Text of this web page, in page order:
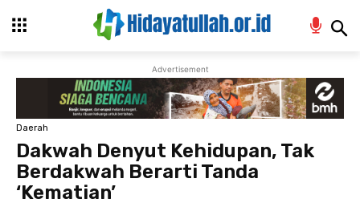
Advertisement
Daerah
Dakwah Denyut Kehidupan, Tak
Berdakwah Berarti Tanda
‘Kematian’